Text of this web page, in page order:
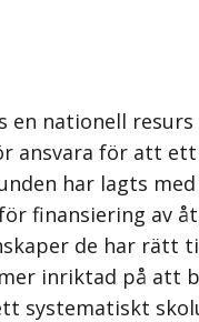
nationell
ansvara för att
har lagts
finansiering av
de har rätt
inriktad på att